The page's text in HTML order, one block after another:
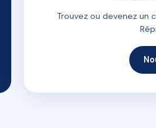
Trouvez ou devenez un